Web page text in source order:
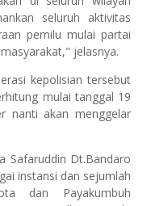
seluruh aktivitas
pemilu mulai partai
jelasnya.
kepolisian tersebut
mulai tanggal 19
nanti akan menggelar
Safaruddin Dt.Bandaro
instansi dan sejumlah
dan Payakumbuh